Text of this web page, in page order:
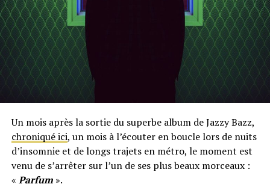
Un mois après la sortie du superbe album de Jazzy Bazz,
chroniqué ici, un mois à l’écouter en boucle lors de nuits
d’insomnie et de longs trajets en métro, le moment est
venu de s’arrêter sur l’un de ses plus beaux morceaux :
« Parfum».